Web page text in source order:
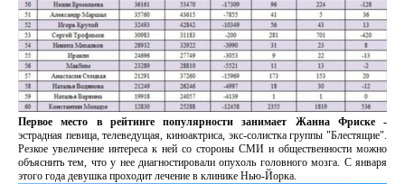
Первое место в рейтинге популярности занимает Жанна Фриске -
эстрадная певица, телеведущая, киноактриса, экс-солистка группы "Блестящие".
Резкое увеличение интереса к ней со стороны СМИ и общественности можно
объяснить тем, что у нее диагностировали опухоль головного мозга. С января
этого года девушка проходит лечение в клинике Нью-Йорка.